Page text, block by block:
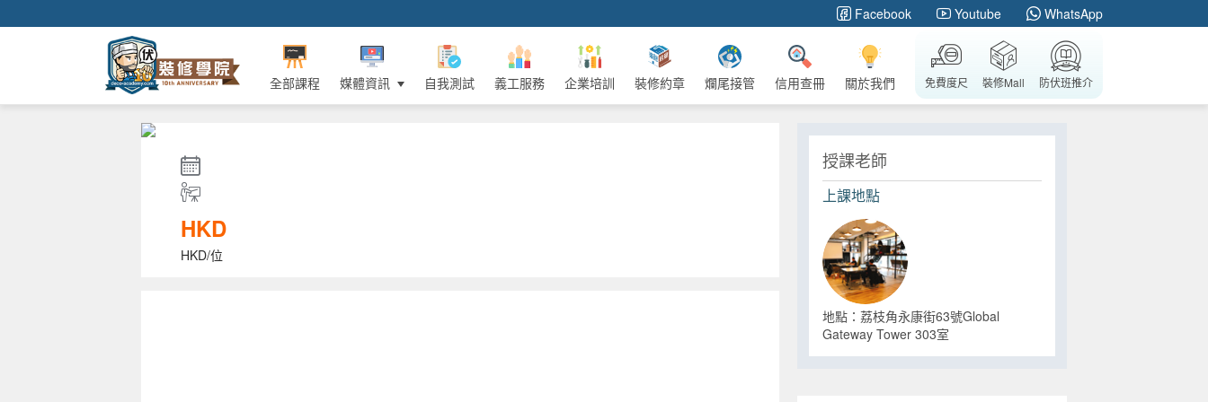
Facebook Youtube WhatsApp
全部課程 媒體資訊 自我測試 義工服務 企業培訓 裝修約章 爛尾接管 信用查冊 關於我們 免費度尺 裝修Mall 防伏班推介
HKD
HKD/位
授課老師
上課地點
地點：荔枝角永康街63號Global
Gateway Tower 303室